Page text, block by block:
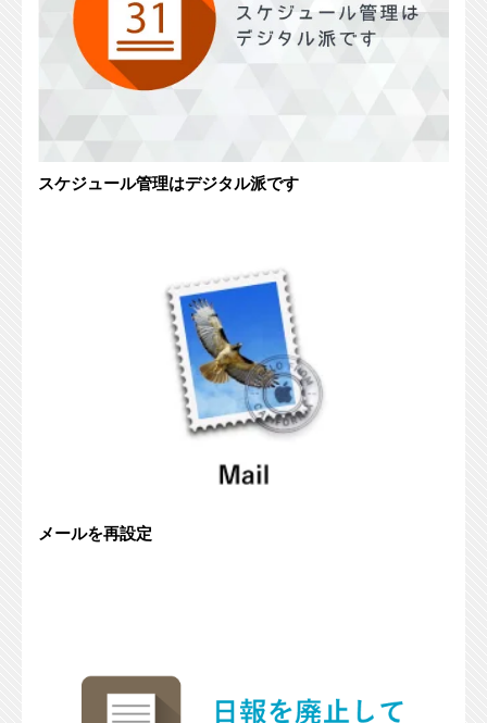
スケジュール管理はデジタル派です
メールを再設定